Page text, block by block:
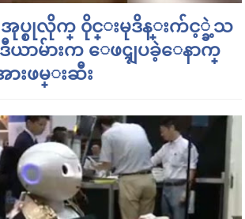
အုပ္စုလိုက္ ၀ိုင္းမုဒိန္းက်င့္ခဲ့သ
ယာမ်ားက ေဖၚျပခဲ့ေနာက္
ားဖမ္းဆီး